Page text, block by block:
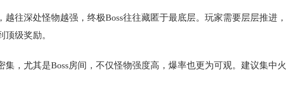
越往深处怪物越强，终极Boss往往藏匿于最底层。玩家需要层层推进，
级奖励。
集，尤其是Boss房间，不仅怪物强度高，爆率也更为可观。建议集中火